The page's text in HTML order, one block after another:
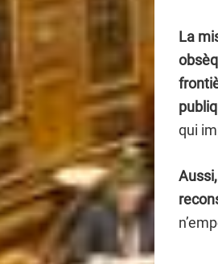
La
qui